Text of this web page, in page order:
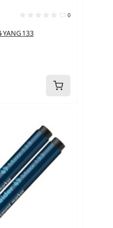
0
قلم حبر ميداليه YANG 133